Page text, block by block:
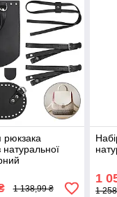
рюкзака
1 138,99 ₴
1
1